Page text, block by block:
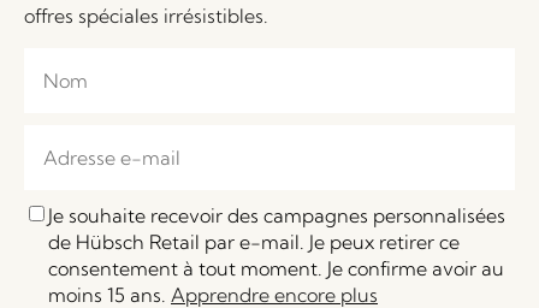
offres spéciales irrésistibles.
Je souhaite recevoir des campagnes personnalisées
de Hübsch Retail par e-mail. Je peux retirer ce
consentement à tout moment. Je confirme avoir au
moins 15 ans. Apprendre encore plus